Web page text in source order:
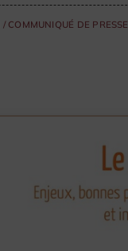
/ COMMUNIQUÉ DE PRESSE